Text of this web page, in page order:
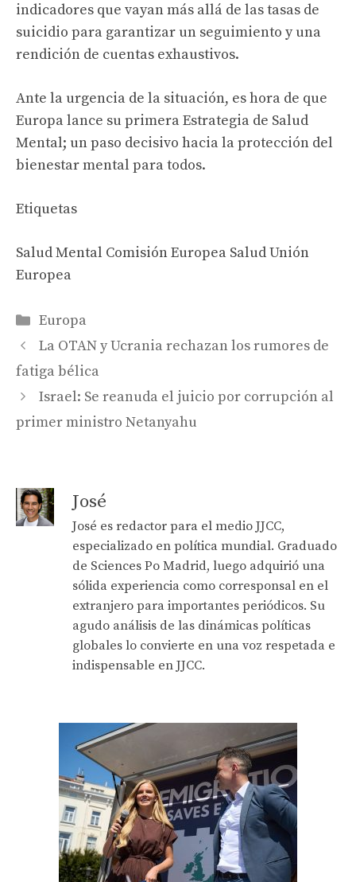
indicadores que vayan más allá de las tasas de
suicidio para garantizar un seguimiento y una
rendición de cuentas exhaustivos.
Ante la urgencia de la situación, es hora de que
Europa lance su primera Estrategia de Salud
Mental; un paso decisivo hacia la protección del
bienestar mental para todos.
Etiquetas
Salud Mental Comisión Europea Salud Unión
Europea
Categories
Europa
La OTAN y Ucrania rechazan los rumores de
fatiga bélica
Israel: Se reanuda el juicio por corrupción al
primer ministro Netanyahu
José
José es redactor para el medio JJCC,
especializado en política mundial. Graduado
de Sciences Po Madrid, luego adquirió una
sólida experiencia como corresponsal en el
extranjero para importantes periódicos. Su
agudo análisis de las dinámicas políticas
globales lo convierte en una voz respetada e
indispensable en JJCC.